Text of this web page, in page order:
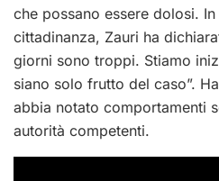
che possano essere dolosi.
cittadinanza, Zauri ha
giorni sono troppi. Stiamo
siano solo frutto del caso”.
abbia notato comportamenti
autorità competenti.